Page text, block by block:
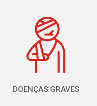
DOENÇAS GRAVES